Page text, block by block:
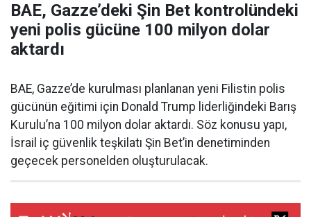
BAE, Gazze’deki Şin Bet kontrolündeki
yeni polis gücüne 100 milyon dolar
aktardı
BAE, Gazze’de kurulması planlanan yeni Filistin polis
gücünün eğitimi için Donald Trump liderliğindeki Barış
Kurulu’na 100 milyon dolar aktardı. Söz konusu yapı,
İsrail iç güvenlik teşkilatı Şin Bet’in denetiminden
geçecek personelden oluşturulacak.